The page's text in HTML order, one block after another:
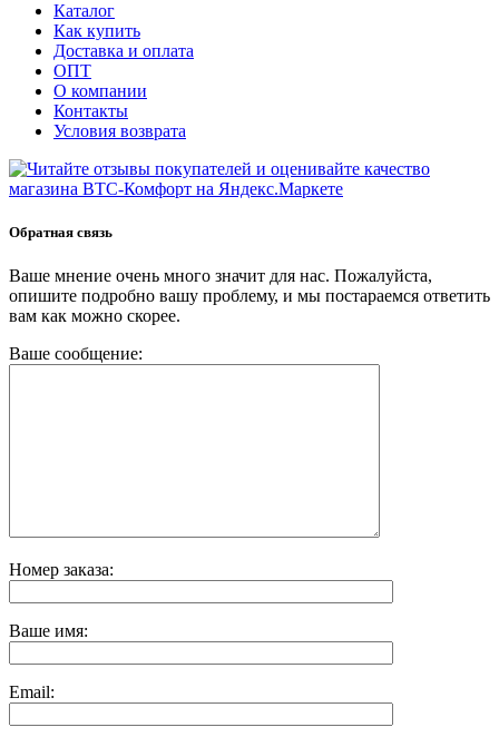
Каталог
Как купить
Доставка и оплата
ОПТ
О компании
Контакты
Условия возврата
Обратная связь
Ваше мнение очень много значит для нас. Пожалуйста,
опишите подробно вашу проблему, и мы постараемся ответить
вам как можно скорее.
Ваше сообщение:
Номер заказа:
Ваше имя:
Email: